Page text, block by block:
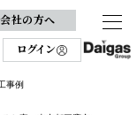
社の方へ
ログイン
事例